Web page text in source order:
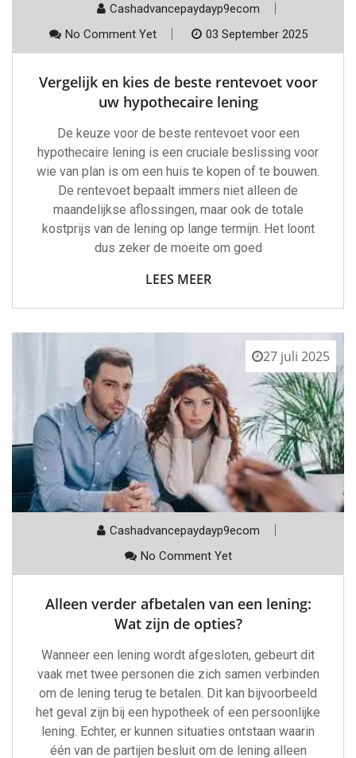
Cashadvancepaydayp9ecom
No Comment Yet
03 September 2025
Vergelijk en kies de beste rentevoet voor
uw hypothecaire lening
De keuze voor de beste rentevoet voor een
hypothecaire lening is een cruciale beslissing voor
wie van plan is om een huis te kopen of te bouwen.
De rentevoet bepaalt immers niet alleen de
maandelijkse aflossingen, maar ook de totale
kostprijs van de lening op lange termijn. Het loont
dus zeker de moeite om goed
LEES MEER
27 juli 2025
Cashadvancepaydayp9ecom
No Comment Yet
Alleen verder afbetalen van een lening:
Wat zijn de opties?
Wanneer een lening wordt afgesloten, gebeurt dit
vaak met twee personen die zich samen verbinden
om de lening terug te betalen. Dit kan bijvoorbeeld
het geval zijn bij een hypotheek of een persoonlijke
lening. Echter, er kunnen situaties ontstaan waarin
één van de partijen besluit om de lening alleen